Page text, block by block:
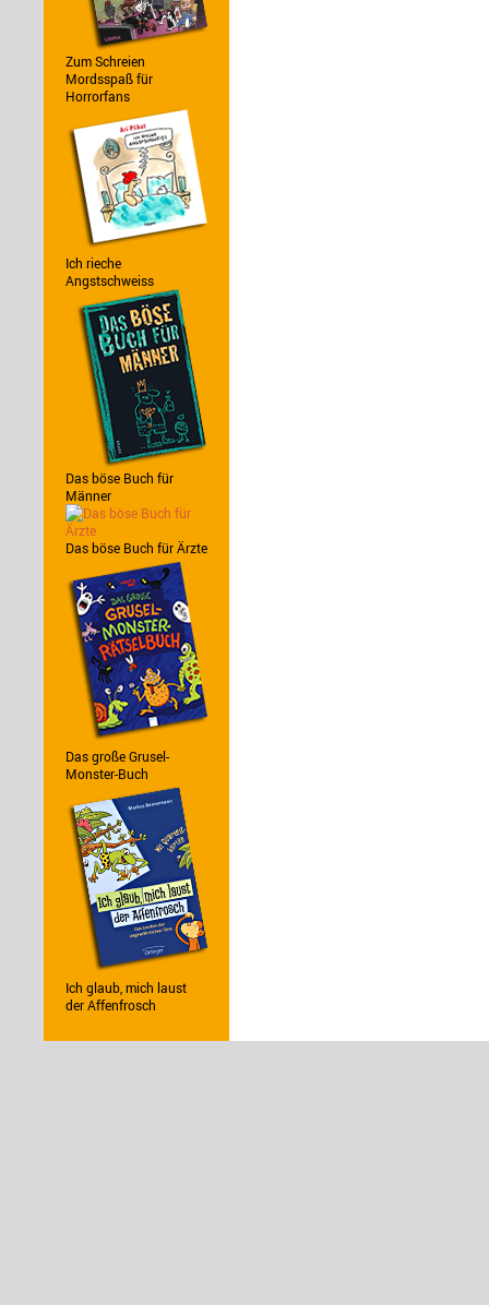
Zum Schreien
Mordsspaß für
Horrorfans
Ich rieche
Angstschweiss
Das böse Buch für
Männer
Das böse Buch für Ärzte
Das große Grusel-
Monster-Buch
Ich glaub, mich laust
der Affenfrosch